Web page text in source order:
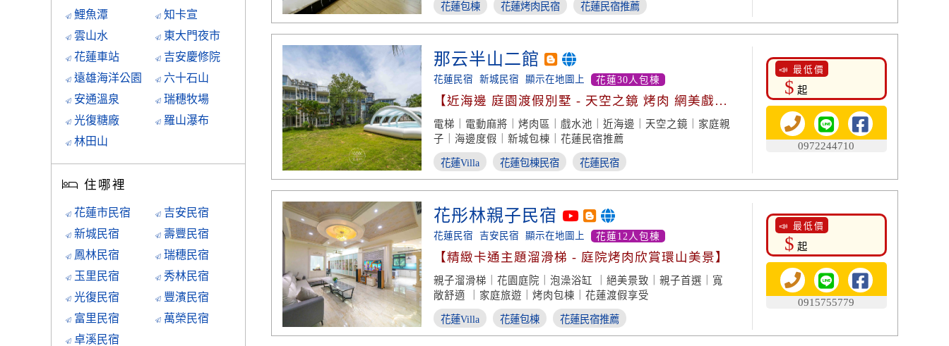
鯉魚潭
知卡宣
雲山水
東大門夜市
花蓮車站
吉安慶修院
遠雄海洋公園
六十石山
安通溫泉
瑞穗牧場
光復糖廠
羅山瀑布
林田山
住哪裡
花蓮市民宿
吉安民宿
新城民宿
壽豐民宿
鳳林民宿
瑞穗民宿
玉里民宿
秀林民宿
光復民宿
豐濱民宿
富里民宿
萬榮民宿
卓溪民宿
花蓮包棟 花蓮烤肉民宿 花蓮民宿推薦
那云半山二館
花蓮民宿 新城民宿 顯示在地圖上 花蓮30人包棟
【近海邊 庭園渡假別墅 - 天空之鏡 烤肉 網美戲水
池】
電梯｜電動麻將｜烤肉區｜戲水池｜近海邊｜天空之鏡｜家庭親
子｜海邊度假｜新城包棟｜花蓮民宿推薦
花蓮Villa 花蓮包棟民宿 花蓮民宿
📣 最低價
$ 起
0972244710
花彤林親子民宿
花蓮民宿 吉安民宿 顯示在地圖上 花蓮12人包棟
【精緻卡通主題溜滑梯 - 庭院烤肉欣賞環山美景】
親子溜滑梯｜花園庭院｜泡澡浴缸 ｜絕美景致｜親子首選｜寬
敞舒適 ｜家庭旅遊｜烤肉包棟｜花蓮渡假享受
花蓮Villa 花蓮包棟 花蓮民宿推薦
📣 最低價
$ 起
0915755779